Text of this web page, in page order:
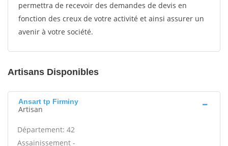
permettra de recevoir des demandes de devis en
fonction des creux de votre activité et ainsi assurer un
avenir à votre société.
Artisans Disponibles
Ansart tp Firminy
Artisan
Département: 42
Assainissement -